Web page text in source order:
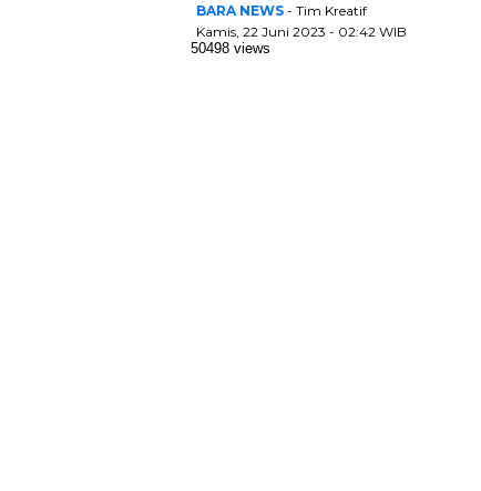
BARA NEWS - Tim Kreatif
Kamis, 22 Juni 2023 - 02:42 WIB
50498 views